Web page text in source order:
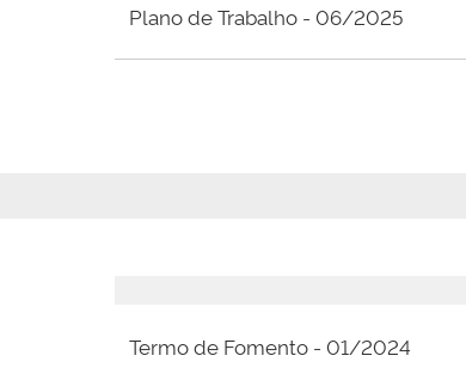
Plano de Trabalho - 06/2025
Termo de Fomento - 01/2024